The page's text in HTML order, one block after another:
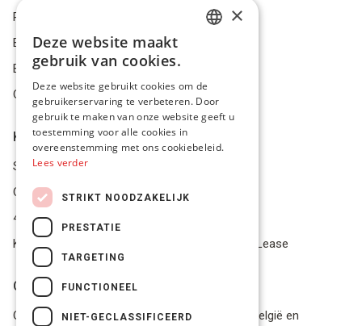
Privacybeleid
Bestelling herroepen
Betalingsmiddelen
Geschillen
Klantenservice
Service Center
Onze winkel
4.9 op 5 gescoord op Trustpilot
Koop je materiaal op afbetaling met Pro Gear Lease
Onze beloftes
Gratis verzending naar jou thuis vanaf €49 in België en
ENGLISH
×
Deze website maakt
gebruik van cookies.
Deze website gebruikt cookies om de
gebruikerservaring te verbeteren. Door
gebruik te maken van onze website geeft u
toestemming voor alle cookies in
overeenstemming met ons cookiebeleid.
Lees verder
STRIKT NOODZAKELIJK
PRESTATIE
TARGETING
FUNCTIONEEL
NIET-GECLASSIFICEERD